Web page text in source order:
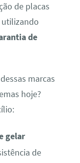
de placas
utilizando
de
marcas
hoje?
gelar
de